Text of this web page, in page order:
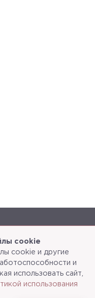
cookie
cookie и другие
и
использовать сайт,
использования